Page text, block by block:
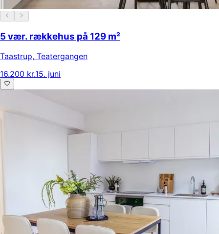
5 vær. rækkehus på 129 m²
Taastrup, Teatergangen
16.200 kr.15. juni